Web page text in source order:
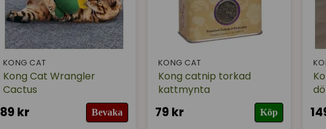
KONG CAT
Kong Cat Wrangler
Cactus
89 kr Bevaka
KONG CAT
Kong catnip torkad
kattmynta
79 kr Köp